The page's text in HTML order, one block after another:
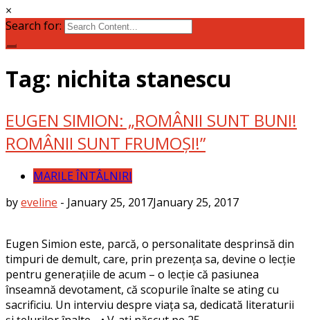
×
Search for:
Tag: nichita stanescu
EUGEN SIMION: „ROMÂNII SUNT BUNI!
ROMÂNII SUNT FRUMOȘI!”
MARILE ÎNTÂLNIRI
byeveline - January 25, 2017January 25, 2017
Eugen Simion este, parcă, o personalitate desprinsă din
timpuri de demult, care, prin prezența sa, devine o lecție
pentru generațiile de acum – o lecție că pasiunea
înseamnă devotament, că scopurile înalte se ating cu
sacrificiu. Un interviu despre viața sa, dedicată literaturii